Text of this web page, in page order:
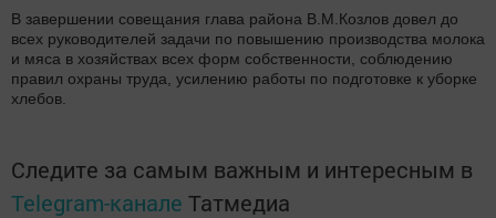
В завершении совещания глава района В.М.Козлов довел до
всех руководителей задачи по повышению производства молока
и мяса в хозяйствах всех форм собственности, соблюдению
правил охраны труда, усилению работы по подготовке к уборке
хлебов.
Следите за самым важным и интересным в
Telegram-канале Татмедиа